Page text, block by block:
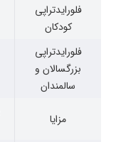
فلورایدتراپی
کودکان
فلورایدتراپی
بزرگسالان و
سالمندان
مزایا